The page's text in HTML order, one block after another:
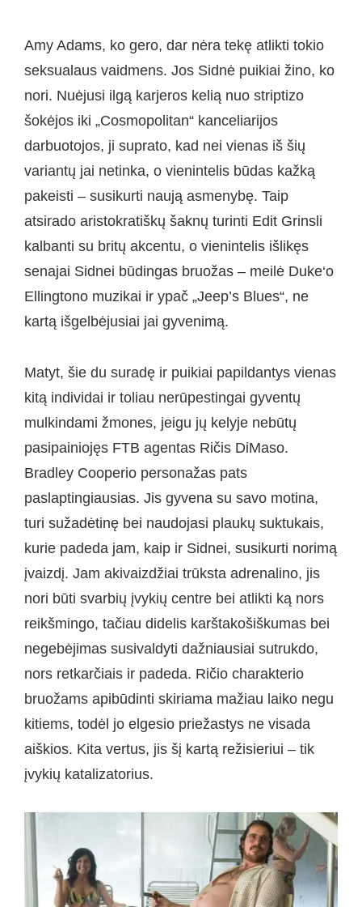
Amy Adams, ko gero, dar nėra tekę atlikti tokio
seksualaus vaidmens. Jos Sidnė puikiai žino, ko
nori. Nuėjusi ilgą karjeros kelią nuo striptizo
šokėjos iki „Cosmopolitan“ kanceliarijos
darbuotojos, ji suprato, kad nei vienas iš šių
variantų jai netinka, o vienintelis būdas kažką
pakeisti – susikurti naują asmenybę. Taip
atsirado aristokratiškų šaknų turinti Edit Grinsli
kalbanti su britų akcentu, o vienintelis išlikęs
senajai Sidnei būdingas bruožas – meilė Duke‘o
Ellingtono muzikai ir ypač „Jeep’s Blues“, ne
kartą išgelbėjusiai jai gyvenimą.
Matyt, šie du suradę ir puikiai papildantys vienas
kitą individai ir toliau nerūpestingai gyventų
mulkindami žmones, jeigu jų kelyje nebūtų
pasipainiojęs FTB agentas Ričis DiMaso.
Bradley Cooperio personažas pats
paslaptingiausias. Jis gyvena su savo motina,
turi sužadėtinę bei naudojasi plaukų suktukais,
kurie padeda jam, kaip ir Sidnei, susikurti norimą
įvaizdį. Jam akivaizdžiai trūksta adrenalino, jis
nori būti svarbių įvykių centre bei atlikti ką nors
reikšmingo, tačiau didelis karštakošiškumas bei
negebėjimas susivaldyti dažniausiai sutrukdo,
nors retkarčiais ir padeda. Ričio charakterio
bruožams apibūdinti skiriama mažiau laiko negu
kitiems, todėl jo elgesio priežastys ne visada
aiškios. Kita vertus, jis šį kartą režisieriui – tik
įvykių katalizatorius.